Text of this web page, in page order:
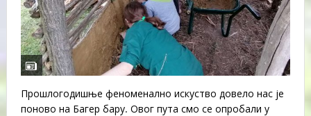
Прошлогодишње феноменално искуство довело нас је
поново на Багер бару. Овог пута смо се опробали у